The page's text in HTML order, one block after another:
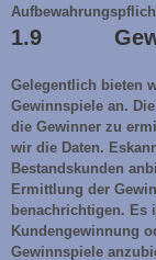
1.9
Gelegentlich bieten
Gewinnspiele an.
die Gewinner zu
wir die Daten.
Bestandskunden
Ermittlung der
benachrichtigen. Es
Kundengewinnung
Gewinnspiele